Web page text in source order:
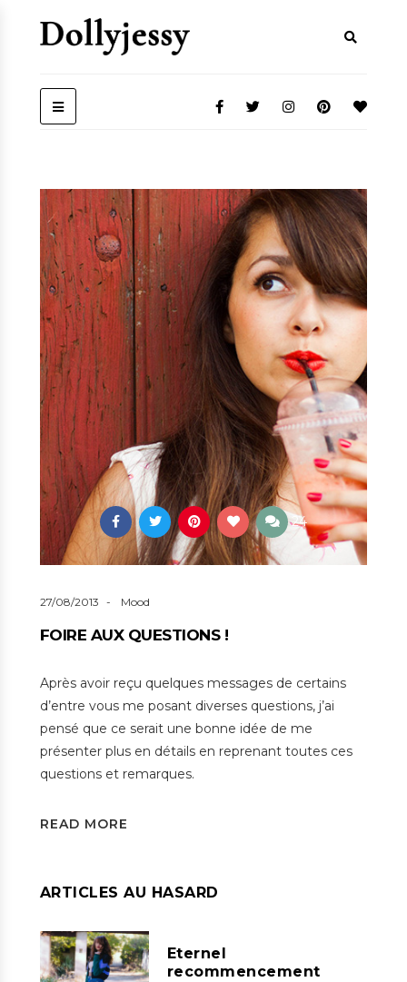
24
27/08/2013 Mood
FOIRE AUX QUESTIONS !
Après avoir reçu quelques messages de certains
d’entre vous me posant diverses questions, j’ai
pensé que ce serait une bonne idée de me
présenter plus en détails en reprenant toutes ces
questions et remarques.
READ MORE
ARTICLES AU HASARD
Eternel
recommencement